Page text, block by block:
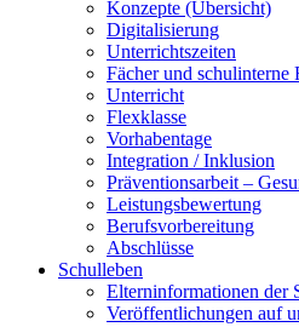
Konzepte (Übersicht)
Digitalisierung
Unterrichtszeiten
Fächer und
Unterricht
Flexklasse
Vorhabentage
Integration / Inklusion
Präventionsarbeit –
Leistungsbewertung
Berufsvorbereitung
Abschlüsse
Schulleben
Elterninformationen der
Veröffentlichungen auf